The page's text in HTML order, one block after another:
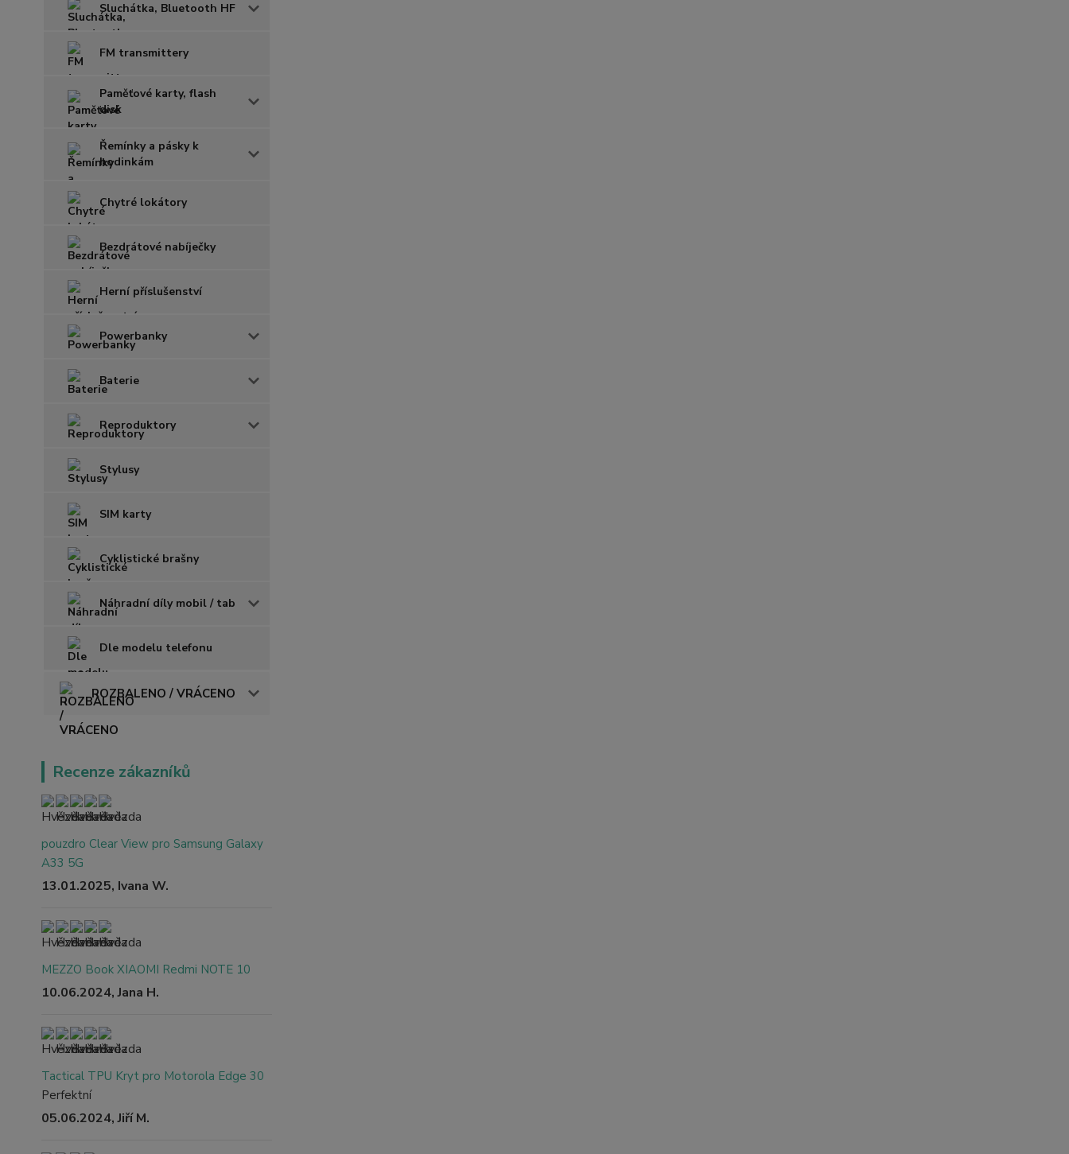
Sluchátka, Bluetooth HF
FM transmittery
Paměťové karty, flash
disk
Řemínky a pásky k
hodinkám
Chytré lokátory
Bezdrátové nabíječky
Herní příslušenství
Powerbanky
Baterie
Reproduktory
Stylusy
SIM karty
Cyklistické brašny
Náhradní díly mobil / tab
Dle modelu telefonu
ROZBALENO / VRÁCENO
Recenze zákazníků
pouzdro Clear View pro Samsung Galaxy
A33 5G
13.01.2025, Ivana W.
MEZZO Book XIAOMI Redmi NOTE 10
10.06.2024, Jana H.
Tactical TPU Kryt pro Motorola Edge 30
Perfektní
05.06.2024, Jiří M.